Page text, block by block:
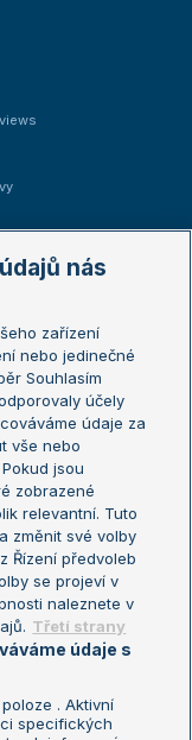
nás
zařízení
nebo jedinečné
Souhlasím
účely
údaje za
vše nebo
jsou
zobrazené
relevantní. Tuto
změnit své volby
Řízení předvoleb
se projeví v
naleznete v
Třetí strany
údaje s
. Aktivní
specifických